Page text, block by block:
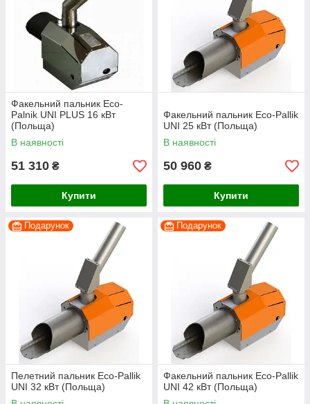
Факельний пальник Eco-
Palnik UNI PLUS 16 кВт
(Польща)
В наявності
51 310 ₴
Купити
Факельний пальник Eco-Pallik
UNI 25 кВт (Польща)
В наявності
50 960 ₴
Купити
Подарунок
Пелетний пальник Eco-Pallik
UNI 32 кВт (Польща)
Подарунок
Факельний пальник Eco-Pallik
UNI 42 кВт (Польща)